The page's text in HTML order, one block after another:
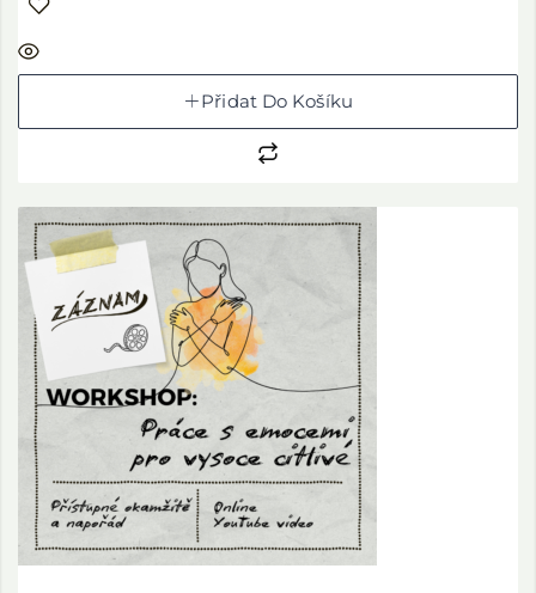
Přidat Do Košíku